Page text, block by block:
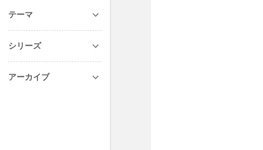
テーマ
シリーズ
アーカイブ